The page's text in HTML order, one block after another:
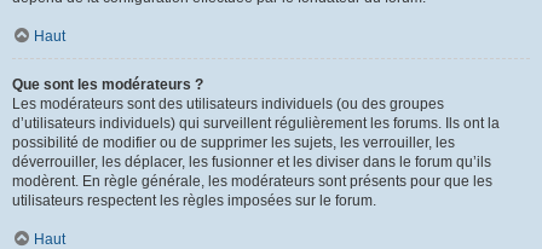
Haut
Que sont les modérateurs ?
Les modérateurs sont des utilisateurs individuels (ou des groupes
d’utilisateurs individuels) qui surveillent régulièrement les forums. Ils ont la
possibilité de modifier ou de supprimer les sujets, les verrouiller, les
déverrouiller, les déplacer, les fusionner et les diviser dans le forum qu’ils
modèrent. En règle générale, les modérateurs sont présents pour que les
utilisateurs respectent les règles imposées sur le forum.
Haut